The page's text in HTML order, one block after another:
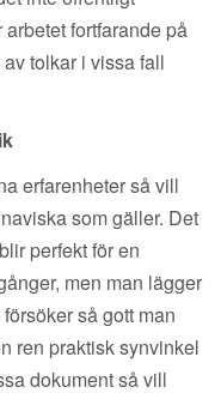
fortfarande på
tolkar i vissa fall
erfarenheter så vill
som gäller. Det
perfekt för en
men man lägger
så gott man
ren praktisk synvinkel
dokument så vill